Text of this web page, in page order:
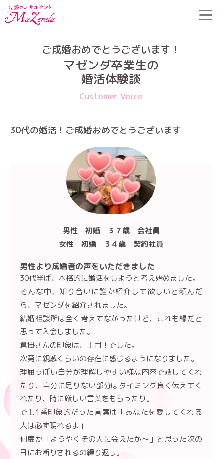
ご成婚おめでとうございます！
マゼンダ卒業生の
婚活体験談
Customer Voice
30代の婚活！ご成婚おめでとうございます
男性 初婚 ３７歳 会社員
女性 初婚 ３４歳 契約社員
男性より成婚者の声をいただきました
30代半ば、本格的に婚活をしようと考え始めました。
そんな中、知り合いに誰か紹介して欲しいと頼んだ
ら、マゼンダを紹介されました。
結婚相談所は全く考えてなかったけど、これも縁だと
思って入会しました。
倉掛さんの印象は、上司！でした。
次第に親戚くらいの存在に感じるようになりました。
理屈っぽい自分が理解しやすい様な内容で話してくれ
たり、自分に足りない部分はタイミング良く伝えてく
れたり、時に厳しい言葉をもらったり。
でも1番印象的だった言葉は「あなたを愛してくれる
人は必ず現れるよ」
何度か「ようやくその人に会えたか〜」と思った次の
日にお断りされるの繰り返し。